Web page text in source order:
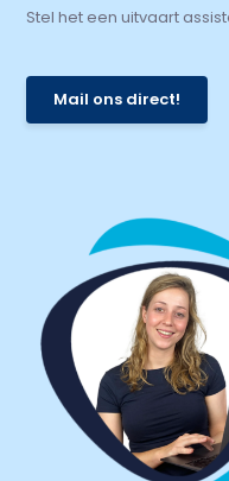
Stel het een uitvaart
Mail ons direct!